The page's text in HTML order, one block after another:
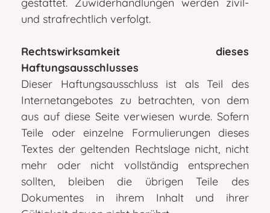
und strafrechtlich verfolgt.
Rechtswirksamkeit dieses
Haftungsausschlusses
Dieser Haftungsausschluss ist als Teil des
Internetangebotes zu betrachten, von dem
aus auf diese Seite verwiesen wurde. Sofern
Teile oder einzelne Formulierungen dieses
Textes der geltenden Rechtslage nicht, nicht
mehr oder nicht vollständig entsprechen
sollten, bleiben die übrigen Teile des
Dokumentes in ihrem Inhalt und ihrer